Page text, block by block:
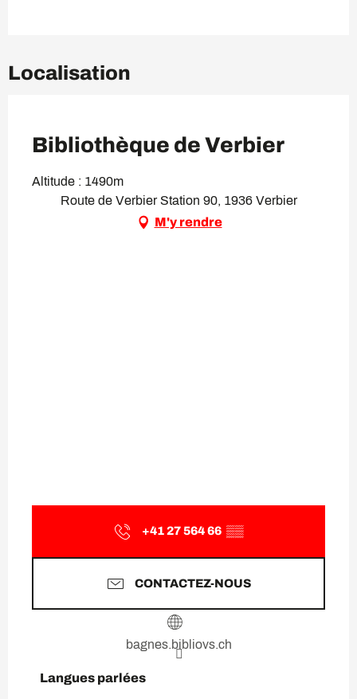
Localisation
Bibliothèque de Verbier
Altitude : 1490m
Route de Verbier Station 90, 1936 Verbier
M'y rendre
+41 27 564 66 ▒▒
CONTACTEZ-NOUS
bagnes.bibliovs.ch
Langues parlées
Langues parlées